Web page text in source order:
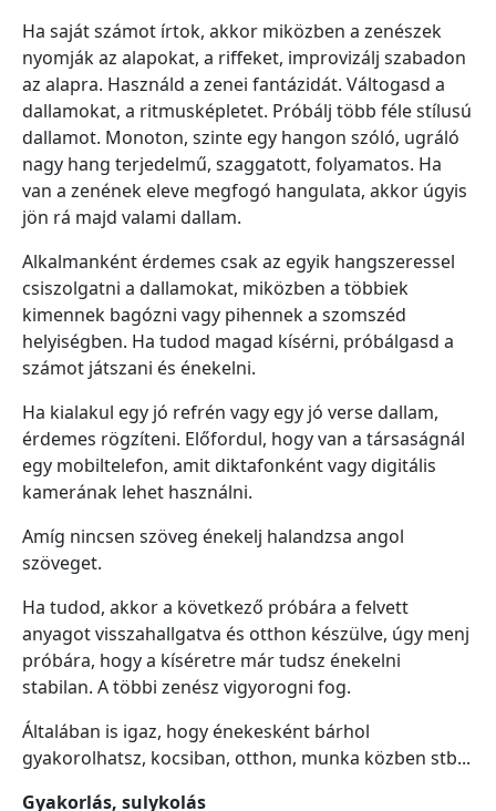
Ha saját számot írtok, akkor miközben a zenészek
nyomják az alapokat, a riffeket, improvizálj szabadon
az alapra. Használd a zenei fantázidát. Váltogasd a
dallamokat, a ritmusképletet. Próbálj több féle stílusú
dallamot. Monoton, szinte egy hangon szóló, ugráló
nagy hang terjedelmű, szaggatott, folyamatos. Ha
van a zenének eleve megfogó hangulata, akkor úgyis
jön rá majd valami dallam.
Alkalmanként érdemes csak az egyik hangszeressel
csiszolgatni a dallamokat, miközben a többiek
kimennek bagózni vagy pihennek a szomszéd
helyiségben. Ha tudod magad kísérni, próbálgasd a
számot játszani és énekelni.
Ha kialakul egy jó refrén vagy egy jó verse dallam,
érdemes rögzíteni. Előfordul, hogy van a társaságnál
egy mobiltelefon, amit diktafonként vagy digitális
kamerának lehet használni.
Amíg nincsen szöveg énekelj halandzsa angol
szöveget.
Ha tudod, akkor a következő próbára a felvett
anyagot visszahallgatva és otthon készülve, úgy menj
próbára, hogy a kíséretre már tudsz énekelni
stabilan. A többi zenész vigyorogni fog.
Általában is igaz, hogy énekesként bárhol
gyakorolhatsz, kocsiban, otthon, munka közben stb...
Gyakorlás, sulykolás